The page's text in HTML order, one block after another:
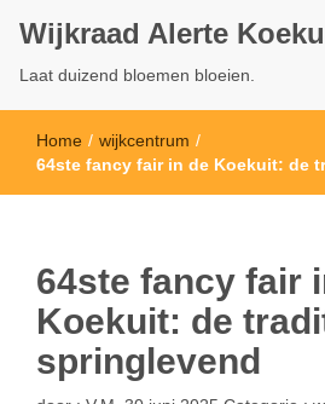
Wijkraad Alerte
Laat duizend bloemen bloeien.
Home / wijkcentrum /
64ste fancy fair in de Koekuit: de
64ste fancy fair
Koekuit: de
springlevend